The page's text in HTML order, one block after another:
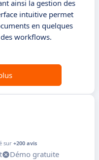
ainsi la gestion des
intuitive permet
en quelques
workflows.
sur +200 avis
Démo gratuite